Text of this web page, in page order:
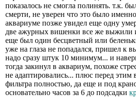
показалось не смогла полинять. т.к.
смерти, не уверен что это было
аквариуме позже увидел еще одну
две ажурных вишенки все же выжили
еще был один бесцветный или
уже на глаза не попадался, пришел к
надо сразу штук 10 минимум... и
тогда закинул в аквариум, похоже
не адаптировались... плюс перед
фильтра полностью, да еще и под
основательно часов за 6 до подсадки